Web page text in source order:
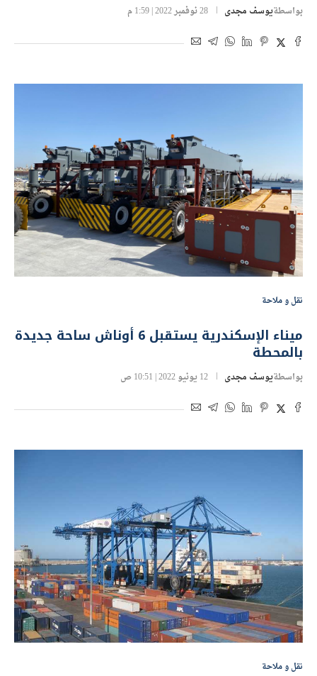
بواسطةيوسف مجدى 28 نوفمبر 2022 | 1:59 م
نقل و ملاحة
ميناء الإسكندرية يستقبل 6 أوناش ساحة جديدة
بالمحطة
بواسطةيوسف مجدى 12 يونيو 2022 | 10:51 ص
نقل و ملاحة